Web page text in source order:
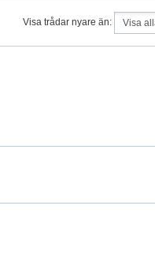
Visa trådar nyare än: